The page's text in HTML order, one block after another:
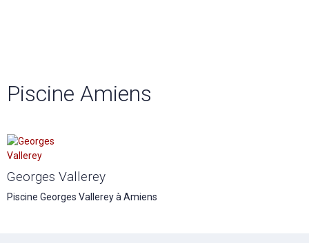
Piscine Amiens
Georges Vallerey
Piscine Georges Vallerey à Amiens